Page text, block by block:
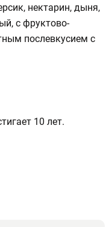
нектарин, дыня,
с фруктово-
послевкусием с
10 лет.